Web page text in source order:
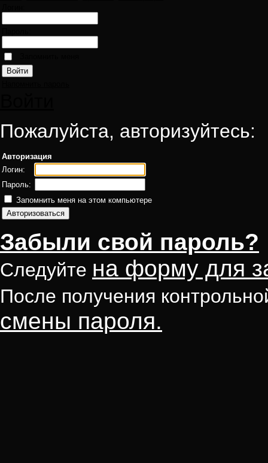
Пожалуйста, авторизуйтесь:
Авторизация
Логин:
Пароль:
Запомнить меня на этом компьютере
Забыли свой пароль?
Следуйте на форму для
После получения
смены пароля.